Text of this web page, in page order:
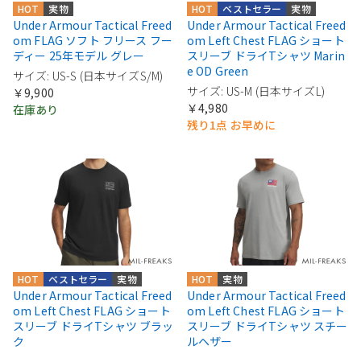
実物
HOT
Under Armour Tactical Freed
om FLAG ソフト フリース フー
ディー 25年モデル グレー
サイズ: US-S (日本サイズS/M)
￥9,900
在庫あり
実物
ベストセラー
HOT
Under Armour Tactical Freed
om Left Chest FLAG ショート
スリーブ ドライTシャツ Marin
e OD Green
サイズ: US-M (日本サイズL)
￥4,980
残り1点 お早めに
実物
ベストセラー
HOT
Under Armour Tactical Freed
om Left Chest FLAG ショート
スリーブ ドライTシャツ ブラッ
ク
実物
HOT
Under Armour Tactical Freed
om Left Chest FLAG ショート
スリーブ ドライTシャツ スチー
ルヘザー